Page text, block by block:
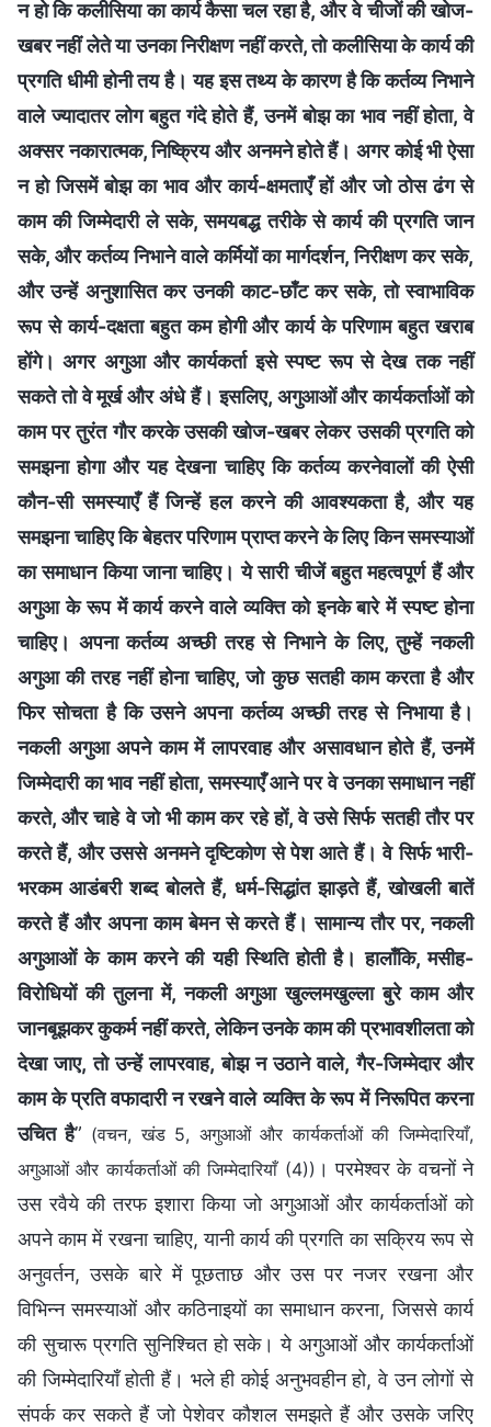
न हो कि कलीसिया का कार्य कैसा चल रहा है, और वे चीजों की खोज-
खबर नहीं लेते या उनका निरीक्षण नहीं करते, तो कलीसिया के कार्य की
प्रगति धीमी होनी तय है। यह इस तथ्य के कारण है कि कर्तव्य निभाने
वाले ज्यादातर लोग बहुत गंदे होते हैं, उनमें बोझ का भाव नहीं होता, वे
अक्सर नकारात्मक, निष्क्रिय और अनमने होते हैं। अगर कोई भी ऐसा
न हो जिसमें बोझ का भाव और कार्य-क्षमताएँ हों और जो ठोस ढंग से
काम की जिम्मेदारी ले सके, समयबद्ध तरीके से कार्य की प्रगति जान
सके, और कर्तव्य निभाने वाले कर्मियों का मार्गदर्शन, निरीक्षण कर सके,
और उन्हें अनुशासित कर उनकी काट-छाँट कर सके, तो स्वाभाविक
रूप से कार्य-दक्षता बहुत कम होगी और कार्य के परिणाम बहुत खराब
होंगे। अगर अगुआ और कार्यकर्ता इसे स्पष्ट रूप से देख तक नहीं
सकते तो वे मूर्ख और अंधे हैं। इसलिए, अगुआओं और कार्यकर्ताओं को
काम पर तुरंत गौर करके उसकी खोज-खबर लेकर उसकी प्रगति को
समझना होगा और यह देखना चाहिए कि कर्तव्य करनेवालों की ऐसी
कौन-सी समस्याएँ हैं जिन्हें हल करने की आवश्यकता है, और यह
समझना चाहिए कि बेहतर परिणाम प्राप्त करने के लिए किन समस्याओं
का समाधान किया जाना चाहिए। ये सारी चीजें बहुत महत्वपूर्ण हैं और
अगुआ के रूप में कार्य करने वाले व्यक्ति को इनके बारे में स्पष्ट होना
चाहिए। अपना कर्तव्य अच्छी तरह से निभाने के लिए, तुम्हें नकली
अगुआ की तरह नहीं होना चाहिए, जो कुछ सतही काम करता है और
फिर सोचता है कि उसने अपना कर्तव्य अच्छी तरह से निभाया है।
नकली अगुआ अपने काम में लापरवाह और असावधान होते हैं, उनमें
जिम्मेदारी का भाव नहीं होता, समस्याएँ आने पर वे उनका समाधान नहीं
करते, और चाहे वे जो भी काम कर रहे हों, वे उसे सिर्फ सतही तौर पर
करते हैं, और उससे अनमने दृष्टिकोण से पेश आते हैं। वे सिर्फ भारी-
भरकम आडंबरी शब्द बोलते हैं, धर्म-सिद्धांत झाड़ते हैं, खोखली बातें
करते हैं और अपना काम बेमन से करते हैं। सामान्य तौर पर, नकली
अगुआओं के काम करने की यही स्थिति होती है। हालाँकि, मसीह-
विरोधियों की तुलना में, नकली अगुआ खुल्लमखुल्ला बुरे काम और
जानबूझकर कुकर्म नहीं करते, लेकिन उनके काम की प्रभावशीलता को
देखा जाए, तो उन्हें लापरवाह, बोझ न उठाने वाले, गैर-जिम्मेदार और
काम के प्रति वफादारी न रखने वाले व्यक्ति के रूप में निरूपित करना
उचित है” (वचन, खंड 5, अगुआओं और कार्यकर्ताओं की जिम्मेदारियाँ,
अगुआओं और कार्यकर्ताओं की जिम्मेदारियाँ (4)) । परमेश्वर के वचनों ने
उस रवैये की तरफ इशारा किया जो अगुआओं और कार्यकर्ताओं को
अपने काम में रखना चाहिए, यानी कार्य की प्रगति का सक्रिय रूप से
अनुवर्तन, उसके बारे में पूछताछ और उस पर नजर रखना और
विभिन्न समस्याओं और कठिनाइयों का समाधान करना, जिससे कार्य
की सुचारू प्रगति सुनिश्चित हो सके। ये अगुआओं और कार्यकर्ताओं
की जिम्मेदारियाँ होती हैं। भले ही कोई अनुभवहीन हो, वे उन लोगों से
संपर्क कर सकते हैं जो पेशेवर कौशल समझते हैं और उसके जरिए